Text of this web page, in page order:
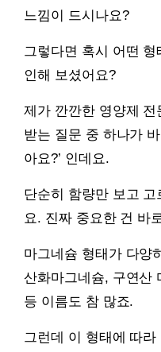
느낌이 드시나요?
그렇다면 혹시 어떤
인해 보셨어요?
제가 깐깐한 영양제
받는 질문 중 하나가
아요?’ 인데요.
단순히 함량만 보고
요. 진짜 중요한 건 바
마그네슘 형태가 다양
산화마그네슘, 구연산
등 이름도 참 많죠.
그런데 이 형태에 따